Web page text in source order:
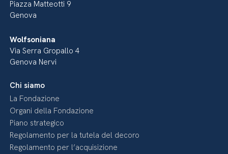
Piazza Matteotti 9
Genova
Wolfsoniana
Via Serra Gropallo 4
Genova Nervi
Chi siamo
La Fondazione
Organi della Fondazione
Piano strategico
Regolamento per la tutela del decoro
Regolamento per l’acquisizione